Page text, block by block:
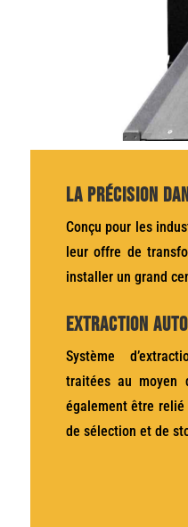
La précision
Conçu pour les
leur offre de
installer un grand
Extraction
Système
traitées au moyen
également être
de sélection et de